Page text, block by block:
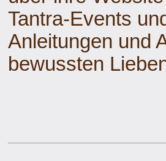
Tantra-Events
Anleitungen und
bewussten